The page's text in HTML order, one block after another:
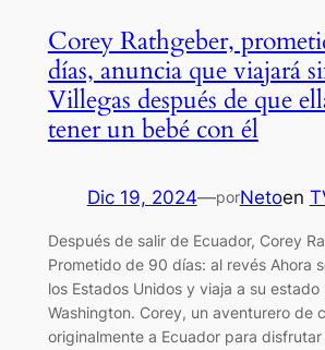
Corey Rathgeber,
días, anuncia que viajará
Villegas después de que
tener un bebé con él
Dic 19, 2024—porNetoen
Después de salir de Ecuador, Corey
Prometido de 90 días: al revés Ahora
los Estados Unidos y viaja a su estado
Washington. Corey, un aventurero de
originalmente a Ecuador para